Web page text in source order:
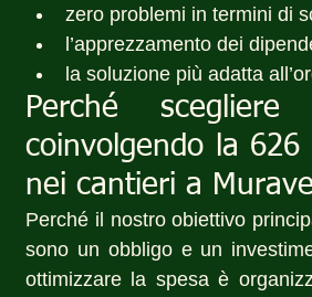
zero problemi in termini di
l’apprezzamento dei
la soluzione più adatta
Perché
coinvolgendo la
nei cantieri a
Perché il nostro obiettivo
sono un obbligo e un
ottimizzare la spesa è